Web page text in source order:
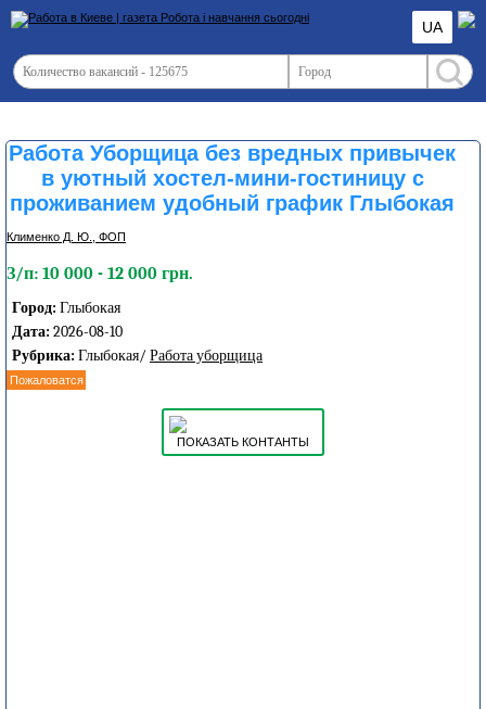
UA
Работа Уборщица без вредных привычек
в уютный хостел-мини-гостиницу с
проживанием удобный график Глыбокая
Клименко Д. Ю., ФОП
З/п: 10 000 - 12 000 грн.
Город: Глыбокая
Дата: 2026-08-10
Рубрика: Глыбокая/ Работа уборщица
Пожаловатся
ПОКАЗАТЬ КОНТАНТЫ